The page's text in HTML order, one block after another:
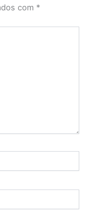
com *